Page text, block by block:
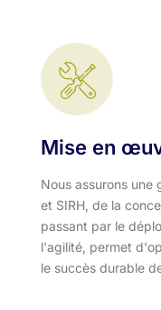
Mise en
Nous assurons une
et SIRH, de la
passant par le
l'agilité, permet
le succès durable